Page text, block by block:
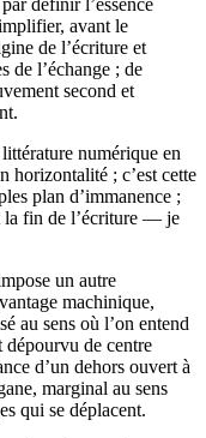
avant le
de l’écriture et
de l’échange ; de
second et
numérique en
horizontalité ; c’est cette
plan d’immanence ;
la fin de l’écriture — je
un autre
machinique,
au sens où l’on entend
dépourvu de centre
d’un dehors ouvert à
marginal au sens
qui se déplacent.